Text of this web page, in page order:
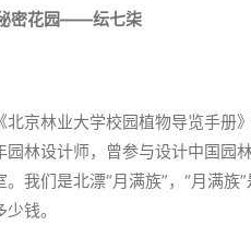
密花园——纭七柒
北京林业大学校园植物导览手册
园林设计师，曾参与设计中国园
我们是北漂“月满族”，“月满族
钱。